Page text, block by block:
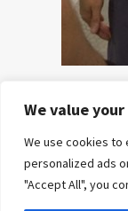
We value
We use cookies to
personalized ads
"Accept All", you
HOME